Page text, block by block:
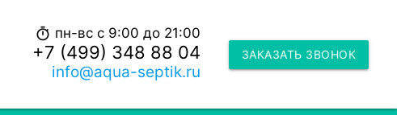
ЗАКАЗАТЬ ЗВОНОК
timer пн-вс с 9:00 до 21:00
+7 (499) 348 88 04
info@aqua-septik.ru